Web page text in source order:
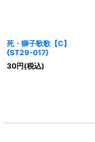
死・獅子歌歌【C】
{ST29-017}
30円(税込)